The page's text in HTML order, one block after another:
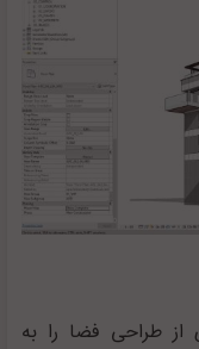
طراحی فضا را به